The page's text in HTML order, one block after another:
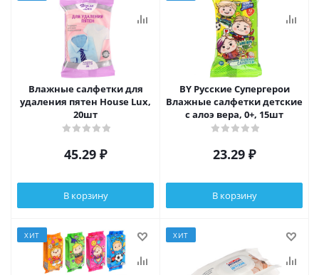
Влажные салфетки для
удаления пятен House Lux,
20шт
45.29 ₽
В корзину
BY Русские Супергерои
Влажные салфетки детские
с алоэ вера, 0+, 15шт
23.29 ₽
В корзину
ХИТ ХИТ